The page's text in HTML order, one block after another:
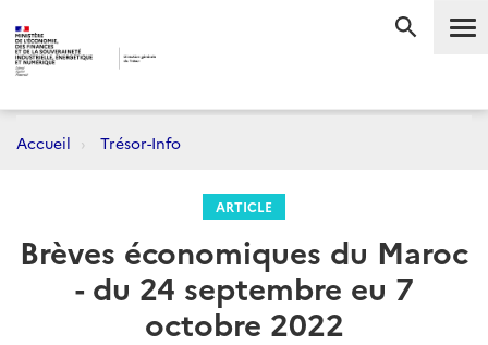
Accueil Trésor-Info
ARTICLE
Brèves économiques du Maroc
- du 24 septembre eu 7
octobre 2022